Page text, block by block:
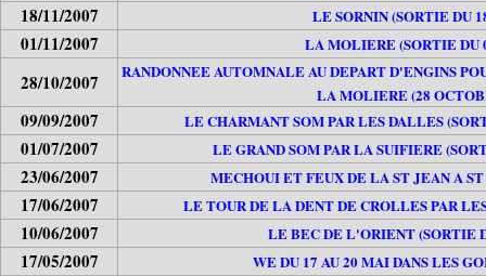
18/11/2007 LE SORNIN (SORTIE DU
01/11/2007 LA MOLIERE (SORTIE DU
28/10/2007
RANDONNEE AUTOMNALE AU DEPART D'ENGINS
LA MOLIERE (28
09/09/2007 LE CHARMANT SOM PAR LES DALLES
01/07/2007 LE GRAND SOM PAR LA SUIFIERE
23/06/2007 MECHOUI ET FEUX DE LA ST JEAN A
17/06/2007 LE TOUR DE LA DENT DE CROLLES PAR
10/06/2007 LE BEC DE L'ORIENT (SORTIE
17/05/2007 WE DU 17 AU 20 MAI DANS LES